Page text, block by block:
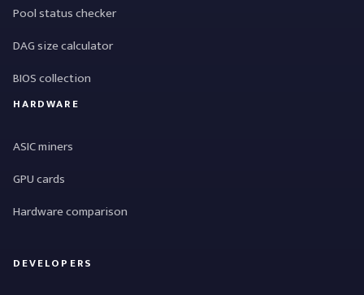
Pool status checker
DAG size calculator
BIOS collection
HARDWARE
ASIC miners
GPU cards
Hardware comparison
DEVELOPERS